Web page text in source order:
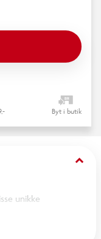
Byt i butik
keyboard_arrow_down
unikke
end en